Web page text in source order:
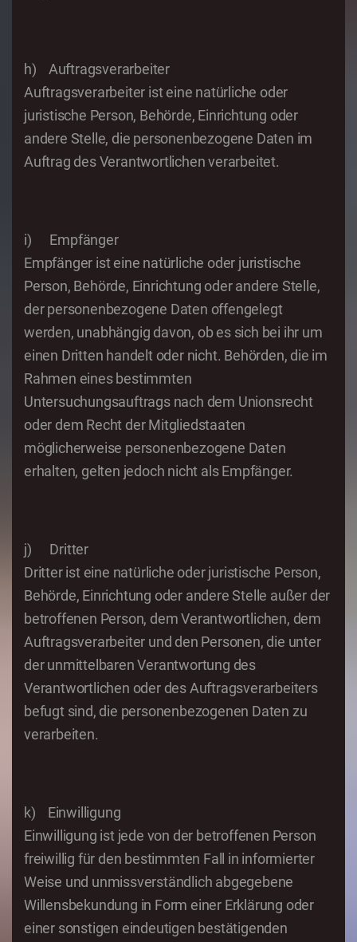
h) Auftragsverarbeiter
Auftragsverarbeiter ist eine natürliche oder
juristische Person, Behörde, Einrichtung oder
andere Stelle, die personenbezogene Daten im
Auftrag des Verantwortlichen verarbeitet.
i) Empfänger
Empfänger ist eine natürliche oder juristische
Person, Behörde, Einrichtung oder andere Stelle,
der personenbezogene Daten offengelegt
werden, unabhängig davon, ob es sich bei ihr um
einen Dritten handelt oder nicht. Behörden, die im
Rahmen eines bestimmten
Untersuchungsauftrags nach dem Unionsrecht
oder dem Recht der Mitgliedstaaten
möglicherweise personenbezogene Daten
erhalten, gelten jedoch nicht als Empfänger.
j) Dritter
Dritter ist eine natürliche oder juristische Person,
Behörde, Einrichtung oder andere Stelle außer der
betroffenen Person, dem Verantwortlichen, dem
Auftragsverarbeiter und den Personen, die unter
der unmittelbaren Verantwortung des
Verantwortlichen oder des Auftragsverarbeiters
befugt sind, die personenbezogenen Daten zu
verarbeiten.
k) Einwilligung
Einwilligung ist jede von der betroffenen Person
freiwillig für den bestimmten Fall in informierter
Weise und unmissverständlich abgegebene
Willensbekundung in Form einer Erklärung oder
einer sonstigen eindeutigen bestätigenden